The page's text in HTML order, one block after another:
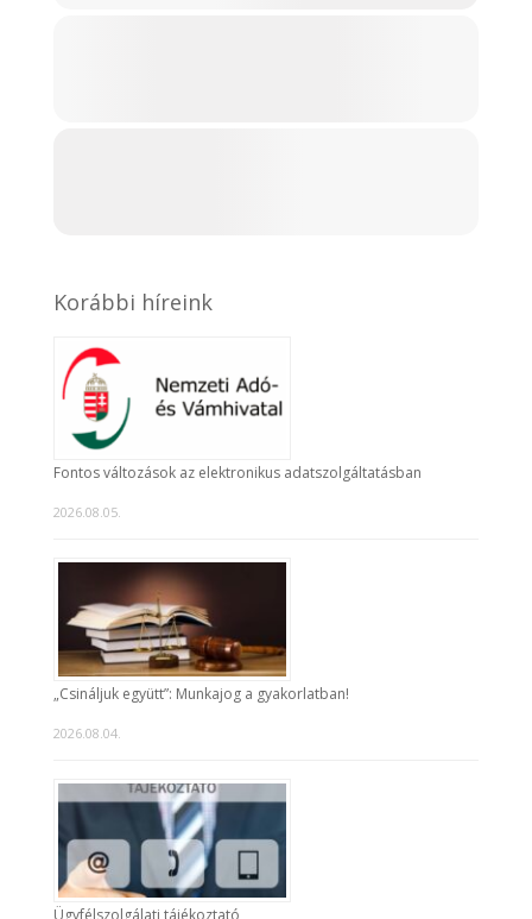
Korábbi híreink
Fontos változások az elektronikus adatszolgáltatásban
2026.08.05.
„Csináljuk együtt”: Munkajog a gyakorlatban!
2026.08.04.
Ügyfélszolgálati tájékoztató